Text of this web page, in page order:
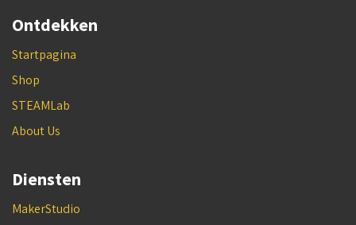
Ontdekken
Startpagina
Shop
STEAMLab
About Us
Diensten
MakerStudio